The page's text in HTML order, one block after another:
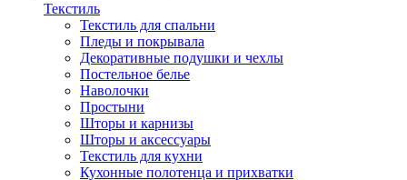
Текстиль
Текстиль для спальни
Пледы и покрывала
Декоративные подушки и чехлы
Постельное белье
Наволочки
Простыни
Шторы и карнизы
Шторы и аксессуары
Текстиль для кухни
Кухонные полотенца и прихватки